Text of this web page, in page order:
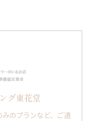
グ東花堂
のプランなど、ご遺